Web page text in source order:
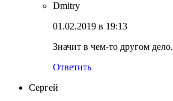
Dmitry
01.02.2019 в 19:13
Значит в чем-то другом дело.
Ответить
Сергей